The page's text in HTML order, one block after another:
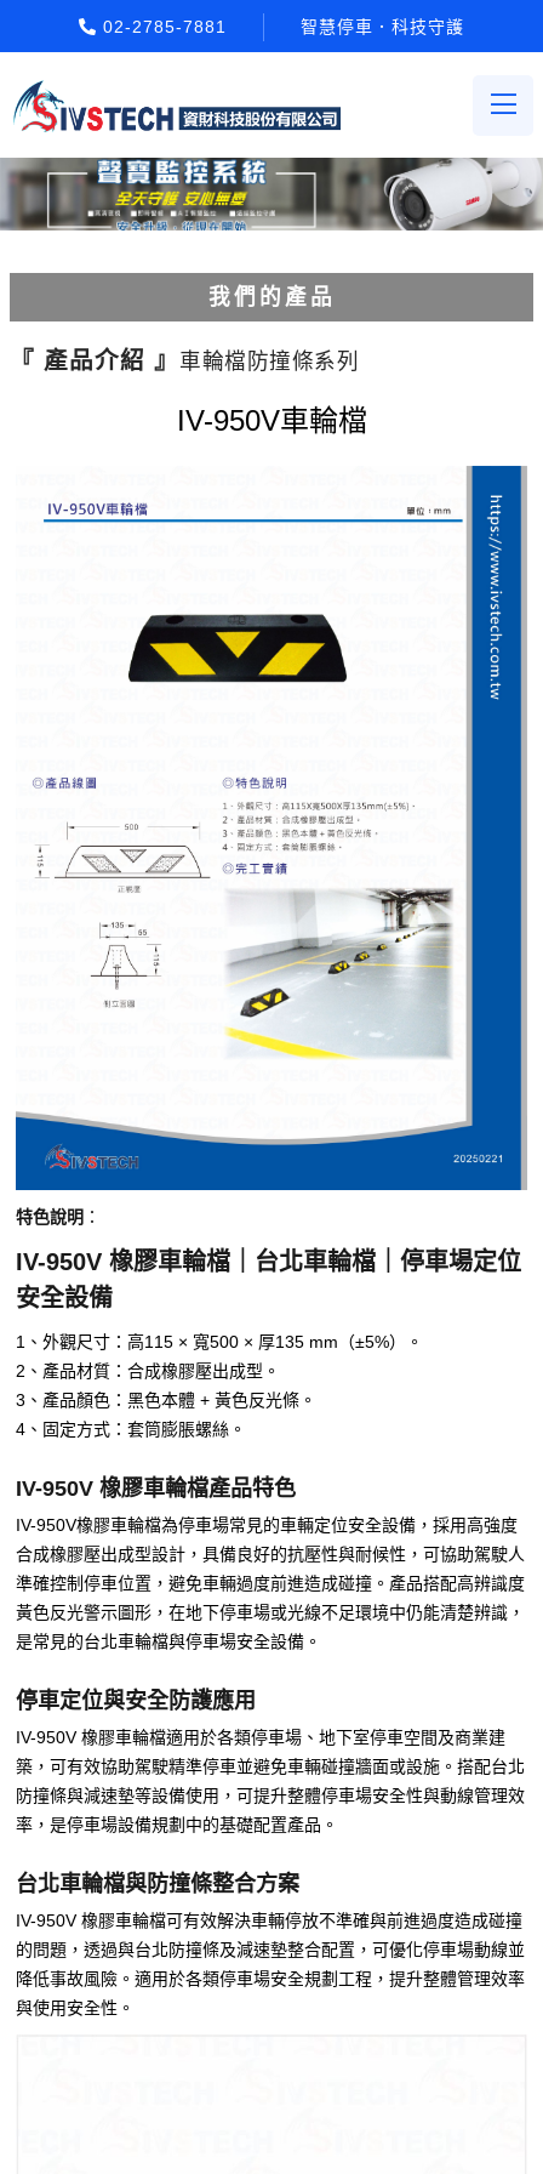
02-2785-7881 智慧停車．科技守護
我們的產品
電動柵欄機系列
Etag長距離讀卡機系列
人員通關管制機系列
停車場周邊系列
智能電子鎖系列
電動遮陽簾系列
監控系統系列
影視對講整合系統系列
數位看板系列
『 產品介紹 』 車輪檔防撞條系列
IV-950V車輪檔
特色說明 ：
IV-950V 橡膠車輪檔｜台北車輪檔｜停車場定位
安全設備
1、外觀尺寸：高115 × 寬500 × 厚135 mm（±5%）。
2、產品材質：合成橡膠壓出成型。
3、產品顏色：黑色本體 + 黃色反光條。
4、固定方式：套筒膨脹螺絲。
IV-950V 橡膠車輪檔產品特色
IV-950V橡膠車輪檔為停車場常見的車輛定位安全設備，採用高強度
合成橡膠壓出成型設計，具備良好的抗壓性與耐候性，可協助駕駛人
準確控制停車位置，避免車輛過度前進造成碰撞。產品搭配高辨識度
黃色反光警示圖形，在地下停車場或光線不足環境中仍能清楚辨識，
是常見的台北車輪檔與停車場安全設備。
停車定位與安全防護應用
IV-950V 橡膠車輪檔適用於各類停車場、地下室停車空間及商業建
築，可有效協助駕駛精準停車並避免車輛碰撞牆面或設施。搭配台北
防撞條與減速墊等設備使用，可提升整體停車場安全性與動線管理效
率，是停車場設備規劃中的基礎配置產品。
台北車輪檔與防撞條整合方案
IV-950V 橡膠車輪檔可有效解決車輛停放不準確與前進過度造成碰撞
的問題，透過與台北防撞條及減速墊整合配置，可優化停車場動線並
降低事故風險。適用於各類停車場安全規劃工程，提升整體管理效率
與使用安全性。